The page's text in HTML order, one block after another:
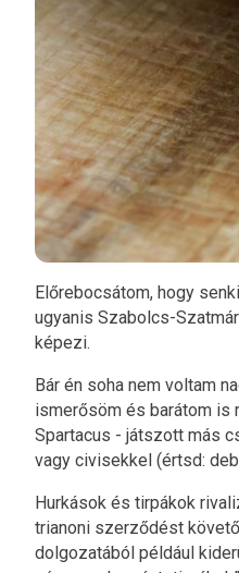
Előrebocsátom, hogy
ugyanis Szabolcs-
képezi.
Bár én soha nem voltam
ismerősöm és barátom is
Spartacus - játszott más
vagy civisekkel (értsd:
Hurkások és tirpákok
trianoni szerződést
dolgozatából például